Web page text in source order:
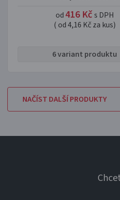
od416 Kčs DPH
( od 4,16 Kč za kus)
6 variant produktu
NAČÍST DALŠÍ PRODUKTY